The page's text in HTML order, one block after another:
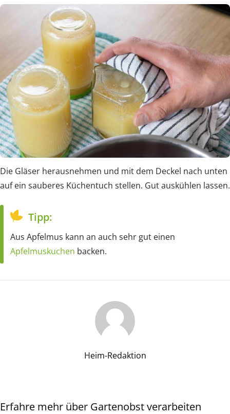
Die Gläser herausnehmen und mit dem Deckel nach unten
auf ein sauberes Küchentuch stellen. Gut auskühlen lassen.
Tipp:
Aus Apfelmus kann an auch sehr gut einen
Apfelmuskuchen backen.
Heim-Redaktion
Erfahre mehr über Gartenobst verarbeiten